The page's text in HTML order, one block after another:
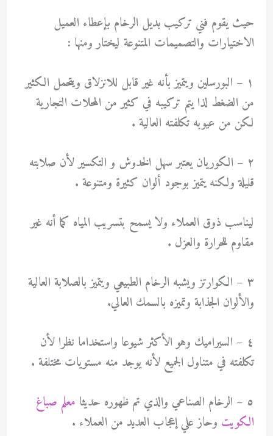
حيث يقوم فني تركيب بديل الرخام بإعطاء العميل
الاختيارات والتصميمات المتنوعة ليختار ومنها :
١ – البورسلين ويتميز بأنه غير قابل للانزلاق ويتحمل الكثير
من الضغط لذا يتم تركيبه في كثير من المحلات التجارية
لكن من عيوبه تكلفته العالية .
٢ – الكوريان يعتبر سهل الخدوش و التكسير لأن صلابته
قليلة ولكنه يتميز بوجود ألوان كثيرة ومتنوعة .
ليناسب ذوق العملاء ولا يسمح بتسريب المياه كما أنه غير
مقاوم للحرارة والعزل .
٣ – الكوارتز ويشبه الرخام الطبيعي ويتميز بالصلابة العالية
والألوان الجذابة وتميزه بالسمك العالي.
٤ – السيراميك وهو الأكثر شيوعا واستخداما نظرا لأن
تكلفته في متناول الجميع لأنه يوجد منه مستويات مختلفة .
٥ – الرخام الصناعي والذي تم ظهوره حديثا
معلم صباغ
الكويت وحاز علي إعجاب العديد من العملاء .